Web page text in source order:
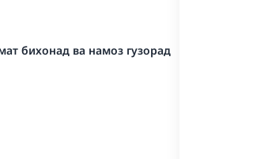
бихонад ва намоз гузорад